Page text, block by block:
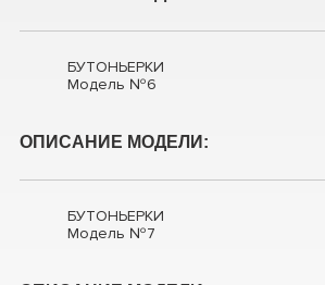
БУТОНЬЕРКИ
Модель №6
ОПИСАНИЕ МОДЕЛИ:
БУТОНЬЕРКИ
Модель №7